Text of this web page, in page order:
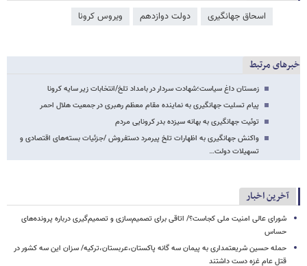
اسحاق جهانگیری دولت دوازدهم ویروس کرونا
خبرهای مرتبط
زمستان داغ سیاست؛شهادت سردار در بامداد تلخ/انتخابات زیر سایه کرونا
پیام تسلیت جهانگیری به نماینده مقام معظم رهبری در جمعیت هلال احمر
توئیت جهانگیری به بهانه سیزده بدر کرونایی مردم
واکنش جهانگیری به اظهارات تلخ پیرمرد دستفروش /جزئیات بسته‌های اقتصادی و
تسهیلات دولت…
آخرین اخبار
شورای عالی امنیت ملی کجاست؟/ اتاقی برای تصمیم‌سازی و تصمیم‌گیری درباره پرونده‌های
حساس
حمله حسین شریعتمداری به پیمان سه گانه پاکستان،عربستان،ترکیه/ سزان این سه کشور در
قتل عام غزه دست داشتند